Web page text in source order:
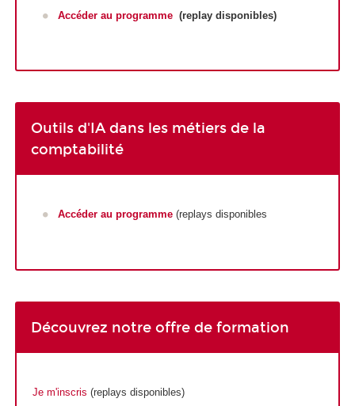
Accéder au programme (replay disponibles)
Outils d'IA dans les métiers de la
comptabilité
Accéder au programme (replays disponibles
Découvrez notre offre de formation
Je m'inscris (replays disponibles)